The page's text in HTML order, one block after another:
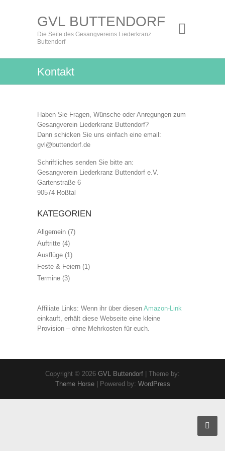
GVL BUTTENDORF
Die Seite des Gesangvereins Liederkranz
Buttendorf
Kontakt
Haben Sie Fragen, Wünsche oder Anregungen zum
Gesangverein Liederkranz Buttendorf?
Dann schicken Sie uns einfach eine email:
gvl@buttendorf.de
Schriftliches senden Sie bitte an:
Gesangverein Liederkranz Buttendorf e.V.
Gartenstraße 6
90574 Roßtal
KATEGORIEN
Allgemein (7)
Auftritte (4)
Ausflüge (1)
Feste & Feiern (1)
Termine (3)
Affiliate Links: Wenn ihr über diesen Amazon-Link
einkauft, erhält diese Webseite eine kleine
Provision – ohne Mehrkosten für euch.
Copyright © 2026 GVL Buttendorf | Theme by:
Theme Horse| Powered by: WordPress